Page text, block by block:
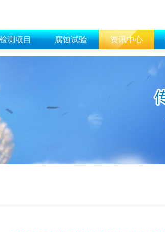
资讯中心
腐蚀试验
测项目